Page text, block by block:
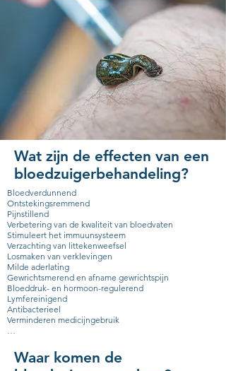
Wat zijn de effecten van een
bloedzuigerbehandeling?
Bloedverdunnend
Ontstekingsremmend
Pijnstillend
Verbetering van de kwaliteit van bloedvaten
Stimuleert het immuunsysteem
Verzachting van littekenweefsel
Losmaken van verklevingen
Milde aderlating
Gewrichtsmerend en afname gewrichtspijn
Bloeddruk- en hormoon-regulerend
Lymfereinigend
Antibacterieel
Verminderen medicijngebruik
…
Waar komen de